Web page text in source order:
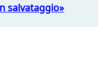
salvataggio»